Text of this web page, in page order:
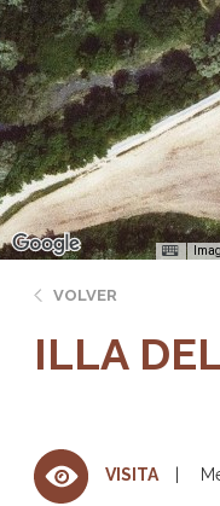
VOLVER
ILLA
VISITA